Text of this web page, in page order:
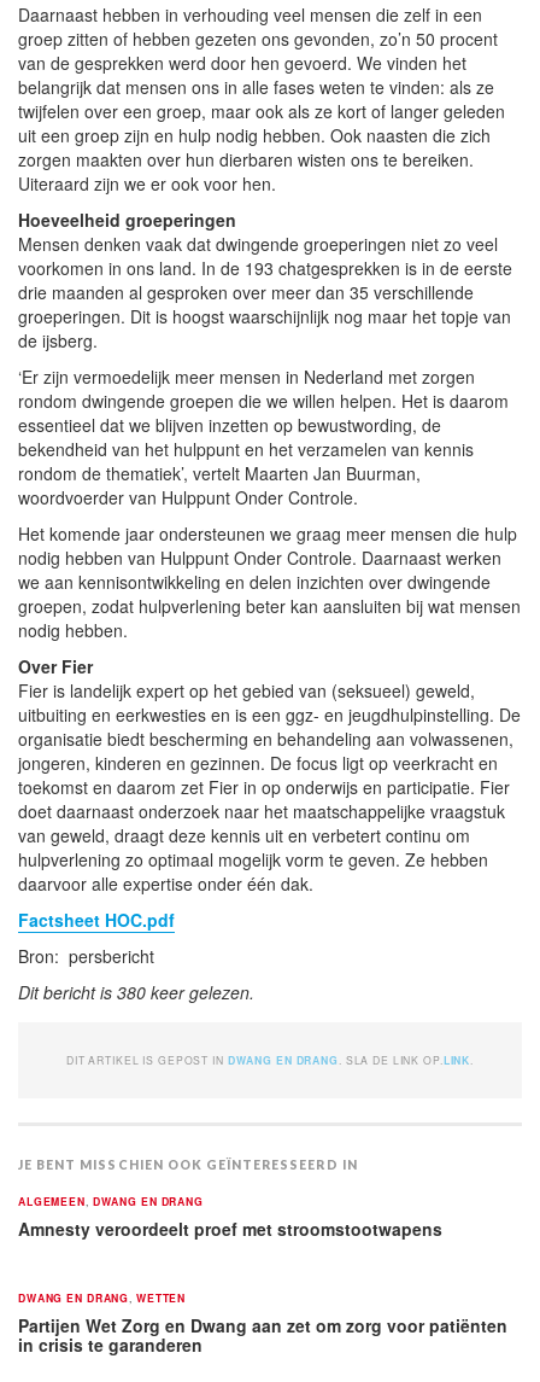
Daarnaast hebben in verhouding veel mensen die zelf in een
groep zitten of hebben gezeten ons gevonden, zo’n 50 procent
van de gesprekken werd door hen gevoerd. We vinden het
belangrijk dat mensen ons in alle fases weten te vinden: als ze
twijfelen over een groep, maar ook als ze kort of langer geleden
uit een groep zijn en hulp nodig hebben. Ook naasten die zich
zorgen maakten over hun dierbaren wisten ons te bereiken.
Uiteraard zijn we er ook voor hen.
Hoeveelheid groeperingen
Mensen denken vaak dat dwingende groeperingen niet zo veel
voorkomen in ons land. In de 193 chatgesprekken is in de eerste
drie maanden al gesproken over meer dan 35 verschillende
groeperingen. Dit is hoogst waarschijnlijk nog maar het topje van
de ijsberg.
‘Er zijn vermoedelijk meer mensen in Nederland met zorgen
rondom dwingende groepen die we willen helpen. Het is daarom
essentieel dat we blijven inzetten op bewustwording, de
bekendheid van het hulppunt en het verzamelen van kennis
rondom de thematiek’, vertelt Maarten Jan Buurman,
woordvoerder van Hulppunt Onder Controle.
Het komende jaar ondersteunen we graag meer mensen die hulp
nodig hebben van Hulppunt Onder Controle. Daarnaast werken
we aan kennisontwikkeling en delen inzichten over dwingende
groepen, zodat hulpverlening beter kan aansluiten bij wat mensen
nodig hebben.
Over Fier
Fier is landelijk expert op het gebied van (seksueel) geweld,
uitbuiting en eerkwesties en is een ggz- en jeugdhulpinstelling. De
organisatie biedt bescherming en behandeling aan volwassenen,
jongeren, kinderen en gezinnen. De focus ligt op veerkracht en
toekomst en daarom zet Fier in op onderwijs en participatie. Fier
doet daarnaast onderzoek naar het maatschappelijke vraagstuk
van geweld, draagt deze kennis uit en verbetert continu om
hulpverlening zo optimaal mogelijk vorm te geven. Ze hebben
daarvoor alle expertise onder één dak.
Factsheet HOC.pdf
Bron: persbericht
Dit bericht is 380 keer gelezen.
DIT ARTIKEL IS GEPOST IN DWANG EN DRANG . SLA DE LINK OP. LINK
JE BENT MISSCHIEN OOK GEÏNTERESSEERD IN
ALGEMEEN DWANG EN DRANG
Amnesty veroordeelt proef met stroomstootwapens
DWANG EN DRANG WETTEN
Partijen Wet Zorg en Dwang aan zet om zorg voor patiënten
in crisis te garanderen